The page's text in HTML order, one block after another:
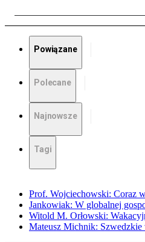
Powiązane
Polecane
Najnowsze
Tagi
Prof. Wojciechowski: Coraz
Jankowiak: W globalnej
Witold M. Orłowski:
Mateusz Michnik: